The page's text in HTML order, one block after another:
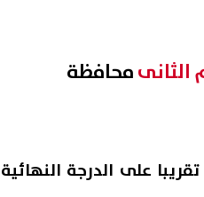
الثانىمحافظة
من 90 طالب وطالبة تقريبا على الدرجة النهائية